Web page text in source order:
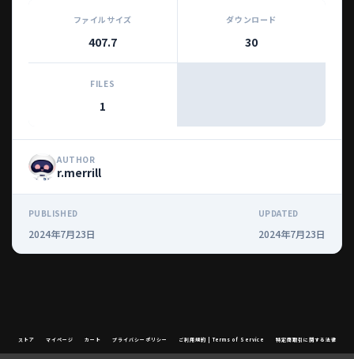
ファイルサイズ
407.7
ダウンロード
30
FILES
1
AUTHOR
r.merrill
PUBLISHED
2024年7月23日
UPDATED
2024年7月23日
ストア マイページ カート プライバシーポリシー ご利用規約 | Terms of Service 特定商取引に関する法律